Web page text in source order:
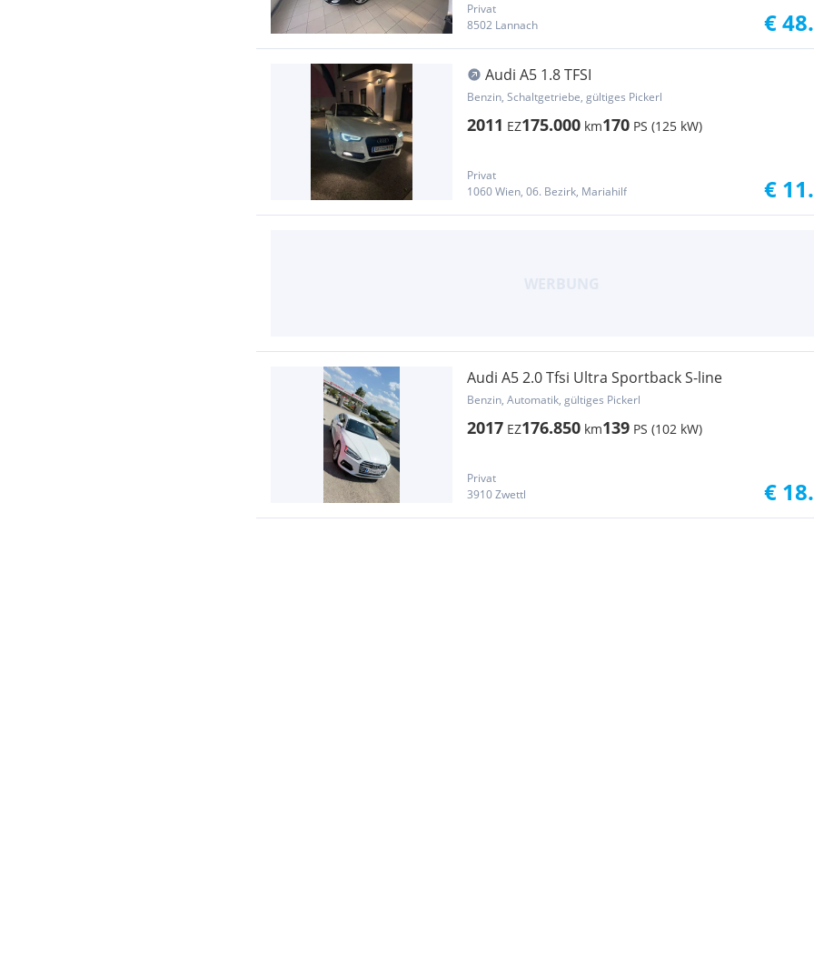
Privat
8502 Lannach
€
Audi A5 1.8 TFSI
Benzin, Schaltgetriebe, gültiges Pickerl
2011 EZ175.000 km170 PS (125 kW)
Privat
1060 Wien, 06. Bezirk, Mariahilf
€
Audi A5 2.0 Tfsi Ultra Sportback S-line
Benzin, Automatik, gültiges Pickerl
2017 EZ176.850 km139 PS (102 kW)
Privat
3910 Zwettl
€